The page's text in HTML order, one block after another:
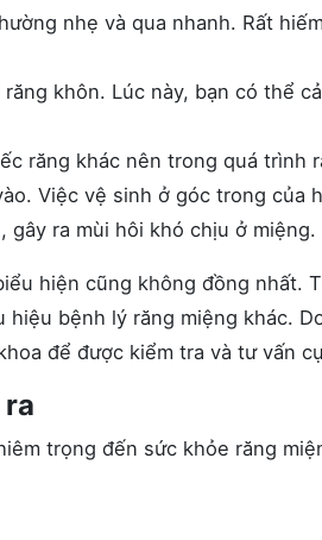
nhẹ và qua nhanh. Rất
khôn. Lúc này, bạn có thể
răng khác nên trong quá trình
Việc vệ sinh ở góc trong của
ra mùi hôi khó chịu ở miệng.
hiện cũng không đồng nhất.
bệnh lý răng miệng khác.
để được kiểm tra và tư vấn
trọng đến sức khỏe răng